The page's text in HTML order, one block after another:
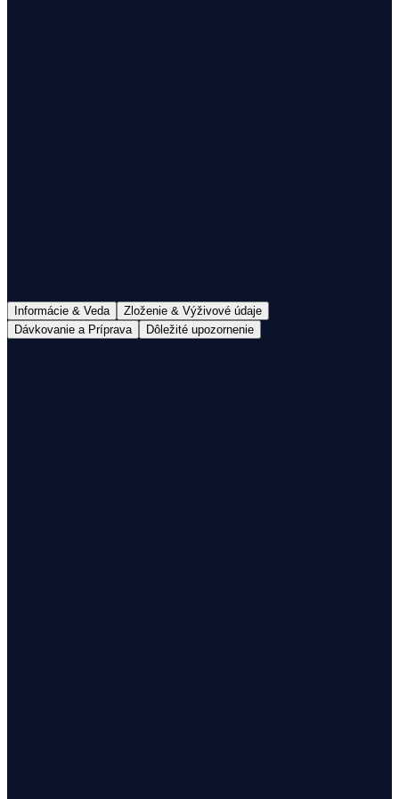
Informácie & Veda
Zloženie & Výživové údaje
Dávkovanie a Príprava
Dôležité upozornenie